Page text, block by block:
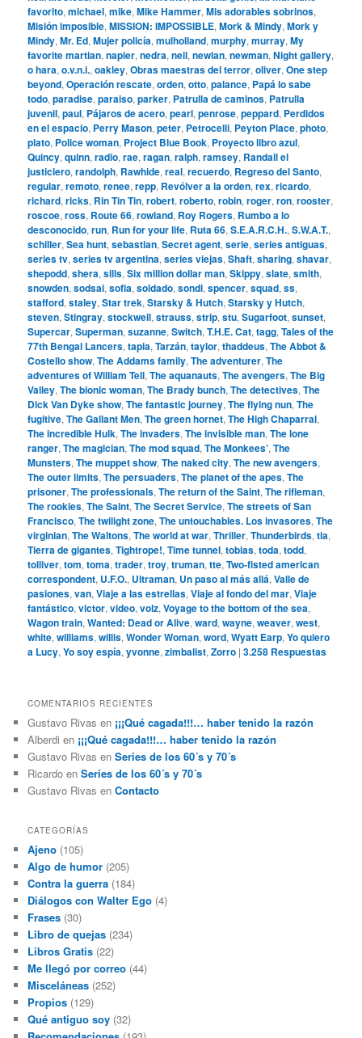
favorito,michael,mike,Mike Hammer,Mis adorables sobrinos,
Misión imposible,MISSION: IMPOSSIBLE,Mork & Mindy,Mork y
Mindy,Mr. Ed,Mujer policía,mulholland,murphy,murray,My
favorite martian,napier,nedra,neil,newlan,newman,Night gallery,
o hara,o.v.n.i.,oakley,Obras maestras del terror,oliver,One step
beyond,Operación rescate,orden,otto,palance, Papá lo sabe
todo,paradise,paraiso,parker, Patrulla de caminos, Patrulla
juvenil,paul, Pájaros de acero,pearl,penrose,peppard, Perdidos
en el espacio, Perry Mason,peter, Petrocelli, Peyton Place,photo,
plato, Police woman, Project Blue Book, Proyecto libro azul,
Quincy,quinn,radio,rae,ragan,ralph,ramsey, Randall el
justiciero,randolph, Rawhide,real,recuerdo, Regreso del Santo,
regular,remoto,renee,repp, Revólver a la orden,rex,ricardo,
richard,ricks, Rin Tin Tin,robert,roberto,robin,roger,ron,rooster,
roscoe,ross, Route 66,rowland, Roy Rogers, Rumbo a lo
desconocido,run, Run for your life, Ruta 66,S.E.A.R.C.H.,S.W.A.T.,
schiller,Sea hunt,sebastian,Secret agent,serie,series antiguas,
series tv,series tv argentina,series viejas,Shaft,sharing,shavar,
shepodd,shera,sills,Six million dollar man,Skippy,slate,smith,
snowden,sodsai,sofia,soldado,sondi,spencer,squad,ss,
stafford,staley,Star trek,Starsky & Hutch,Starsky y Hutch,
steven,Stingray,stockwell,strauss,strip,stu,Sugarfoot,sunset,
Supercar,Superman,suzanne,Switch,T.H.E. Cat,tagg,Tales of the
77th Bengal Lancers,tapia,Tarzán,taylor,thaddeus,The Abbot &
Costello show,The Addams family,The adventurer,The
adventures of William Tell,The aquanauts,The avengers,The Big
Valley,The bionic woman,The Brady bunch,The detectives,The
Dick Van Dyke show,The fantastic journey,The flying nun,The
fugitive,The Gallant Men,The green hornet,The High Chaparral,
The incredible Hulk,The invaders,The invisible man,The lone
ranger,The magician,The mod squad,The Monkees’,The
Munsters,The muppet show,The naked city,The new avengers,
The outer limits,The persuaders,The planet of the apes,The
prisoner,The professionals,The return of the Saint,The rifleman,
The rookies,The Saint,The Secret Service,The streets of San
Francisco,The twilight zone,The untouchables. Los invasores,The
virginian,The Waltons,The world at war,Thriller,Thunderbirds,tia,
Tierra de gigantes,Tightrope!,Time tunnel,tobias,toda,todd,
tolliver,tom,toma,trader,troy,truman,tte,Two-fisted american
correspondent, U.F.O., Ultraman, Un paso al más allá,Valle de
pasiones,van,Viaje a las estrellas,Viaje al fondo del mar,Viaje
fantástico,victor,video,volz,Voyage to the bottom of the sea,
Wagon train,Wanted: Dead or Alive,ward,wayne,weaver,west,
white,williams,willis,Wonder Woman,word,Wyatt Earp,Yo quiero
a Lucy,Yo soy espía,yvonne,zimbalist,Zorro |3.258 Respuestas
COMENTARIOS RECIENTES
Gustavo Rivas en ¡¡¡Qué cagada!!!… haber tenido la razón
Alberdi en ¡¡¡Qué cagada!!!… haber tenido la razón
Gustavo Rivas enSeries de los 60´s y 70´s
Ricardo enSeries de los 60´s y 70´s
Gustavo Rivas enContacto
CATEGORÍAS
Ajeno (105)
Algo de humor (205)
Contra la guerra (184)
Diálogos con Walter Ego (4)
Frases (30)
Libro de quejas (234)
Libros Gratis (22)
Me llegó por correo (44)
Misceláneas (252)
Propios (129)
Qué antiguo soy (32)